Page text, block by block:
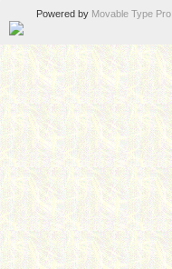
Powered by Movable Type Pro